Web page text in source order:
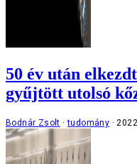
50 év után
gyűjtött utolsó
Bodnár Zsolt tudomány